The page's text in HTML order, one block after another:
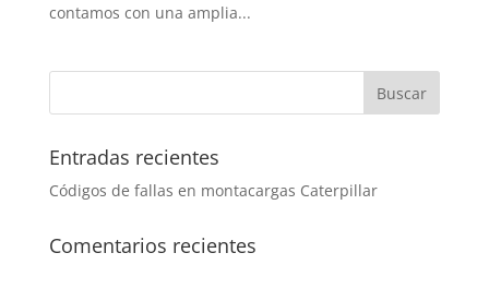
contamos con una amplia...
Entradas recientes
Códigos de fallas en montacargas Caterpillar
Comentarios recientes